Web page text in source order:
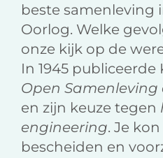
beste samenleving
Oorlog. Welke
onze kijk op de
In 1945 publiceerde
Open Samenleving
en zijn keuze tegen
engineering. Je
bescheiden en